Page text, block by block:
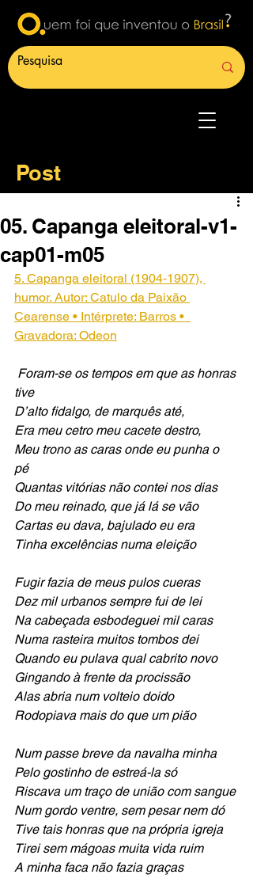
Post
05. Capanga eleitoral-v1-
cap01-m05
5. Capanga eleitoral (1904‑1907),
humor. Autor: Catulo da Paixão
Cearense • Intérprete: Barros •
Gravadora: Odeon
Foram-se os tempos em que as honras
tive
D’alto fidalgo, de marquês até,
Era meu cetro meu cacete destro,
Meu trono as caras onde eu punha o
pé
Quantas vitórias não contei nos dias
Do meu reinado, que já lá se vão
Cartas eu dava, bajulado eu era
Tinha excelências numa eleição
Fugir fazia de meus pulos cueras
Dez mil urbanos sempre fui de lei
Na cabeçada esbodeguei mil caras
Numa rasteira muitos tombos dei
Quando eu pulava qual cabrito novo
Gingando à frente da procissão
Alas abria num volteio doido
Rodopiava mais do que um pião
Num passe breve da navalha minha
Pelo gostinho de estreá-la só
Riscava um traço de união com sangue
Num gordo ventre, sem pesar nem dó
Tive tais honras que na própria igreja
Tirei sem mágoas muita vida ruim
A minha faca não fazia graças